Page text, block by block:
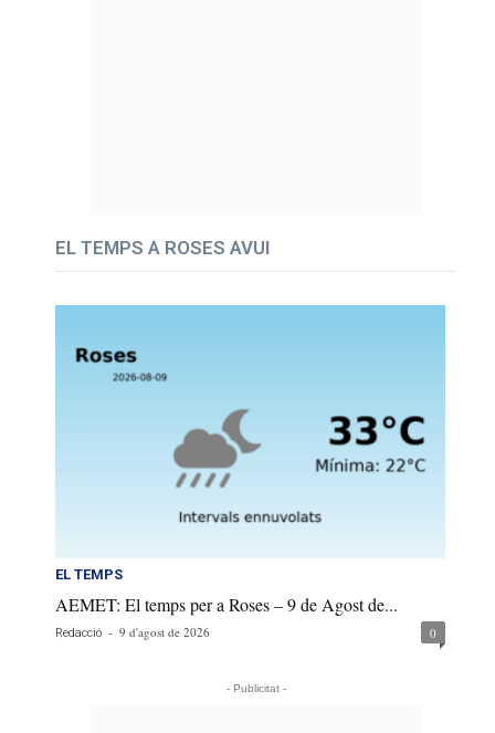
EL TEMPS A ROSES AVUI
EL TEMPS
AEMET: El temps per a Roses – 9 de Agost de...
Redacció - 9 d'agost de 2026 0
- Publicitat -